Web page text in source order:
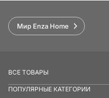
Мир Enza Home
ВСЕ ТОВАРЫ
ПОПУЛЯРНЫЕ КАТЕГОРИИ